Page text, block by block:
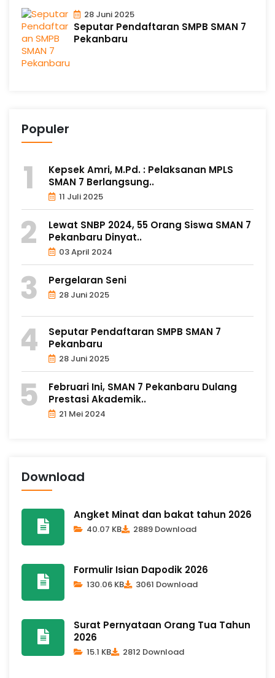
28 Juni 2025
Seputar Pendaftaran SMPB SMAN 7
Pekanbaru
Populer
Kepsek Amri, M.Pd. : Pelaksanan MPLS
SMAN 7 Berlangsung..
11 Juli 2025
Lewat SNBP 2024, 55 Orang Siswa SMAN 7
Pekanbaru Dinyat..
03 April 2024
Pergelaran Seni
28 Juni 2025
Seputar Pendaftaran SMPB SMAN 7
Pekanbaru
28 Juni 2025
Februari Ini, SMAN 7 Pekanbaru Dulang
Prestasi Akademik..
21 Mei 2024
Download
Angket Minat dan bakat tahun 2026
40.07 KB 2889 Download
Formulir Isian Dapodik 2026
130.06 KB 3061 Download
Surat Pernyataan Orang Tua Tahun
2026
15.1 KB 2812 Download